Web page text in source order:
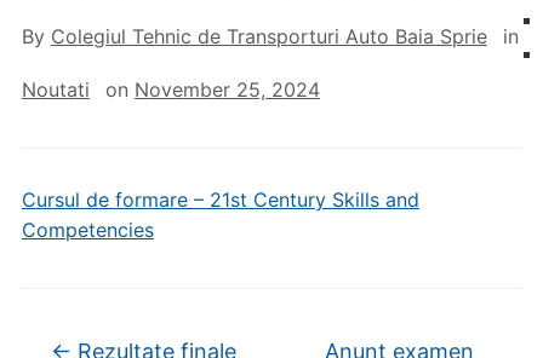
By Colegiul Tehnic de Transporturi Auto Baia Sprie in
Noutati on November 25, 2024
Cursul de formare – 21st Century Skills and
Competencies
← Rezultate finale
Anunț examen